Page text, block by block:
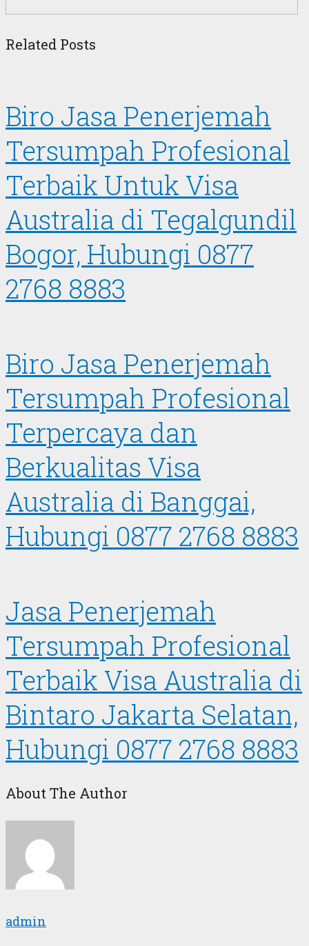
Related Posts
Biro Jasa Penerjemah
Tersumpah Profesional
Terbaik Untuk Visa
Australia di Tegalgundil
Bogor, Hubungi 0877
2768 8883
Biro Jasa Penerjemah
Tersumpah Profesional
Terpercaya dan
Berkualitas Visa
Australia di Banggai,
Hubungi 0877 2768 8883
Jasa Penerjemah
Tersumpah Profesional
Terbaik Visa Australia di
Bintaro Jakarta Selatan,
Hubungi 0877 2768 8883
About The Author
admin